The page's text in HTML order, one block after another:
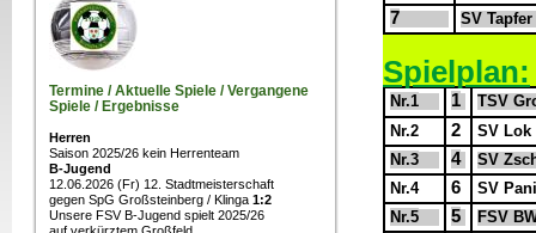
Termine / Aktuelle Spiele / Vergangene
Spiele / Ergebnisse
Herren
Saison 2025/26 kein Herrenteam
B-Jugend
12.06.2026 (Fr) 12. Stadtmeisterschaft
gegen SpG Großsteinberg / Klinga 1:2
Unsere FSV B-Jugend spielt 2025/26
7 SV
Spielplan:
Nr.1 1
TSV
Nr.2
2
SV Lok
Nr.3
4
SV
Nr.4
6
SV
Nr.5
5
FSV